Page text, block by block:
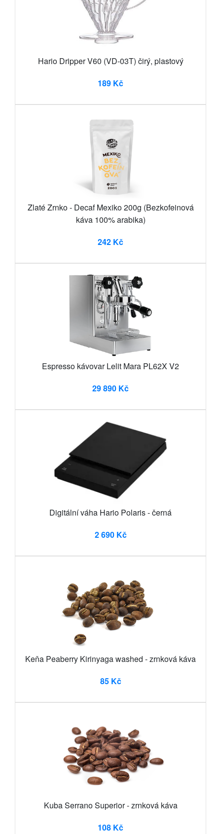
Hario Dripper V60 (VD-03T) čirý, plastový
189 Kč
Zlaté Zrnko - Decaf Mexiko 200g (Bezkofeinová
káva 100% arabika)
242 Kč
Espresso kávovar Lelit Mara PL62X V2
29 890 Kč
Digitální váha Hario Polaris - černá
2 690 Kč
Keňa Peaberry Kirinyaga washed - zrnková káva
85 Kč
Kuba Serrano Superior - zrnková káva
108 Kč